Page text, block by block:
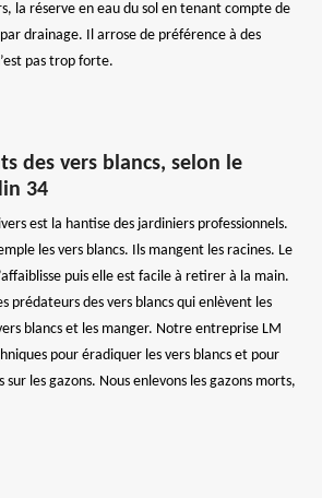
la réserve en eau du sol en tenant compte de
drainage. Il arrose de préférence à des
pas trop forte.
des vers blancs, selon le
34
est la hantise des jardiniers professionnels.
les vers blancs. Ils mangent les racines. Le
puis elle est facile à retirer à la main.
prédateurs des vers blancs qui enlèvent les
blancs et les manger. Notre entreprise LM
pour éradiquer les vers blancs et pour
les gazons. Nous enlevons les gazons morts,